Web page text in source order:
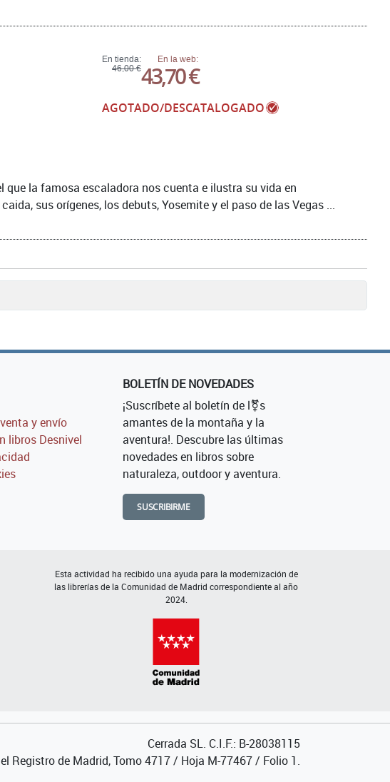
En tienda:
46,00 €
En la web:
43,70 €
AGOTADO/DESCATALOGADO
que la famosa escaladora nos cuenta e ilustra su vida en
sus orígenes, los debuts, Yosemite y el paso de las Vegas ...
y envío
libros Desnivel
BOLETÍN DE NOVEDADES
¡Suscríbete al boletín de l⚧s
amantes de la montaña y la
aventura!. Descubre las últimas
novedades en libros sobre
naturaleza, outdoor y aventura.
SUSCRIBIRME
Esta actividad ha recibido una ayuda para la modernización de
las librerías de la Comunidad de Madrid correspondiente al año
2024.
Cerrada SL. C.I.F.: B-28038115
Registro de Madrid, Tomo 4717 / Hoja M-77467 / Folio 1.